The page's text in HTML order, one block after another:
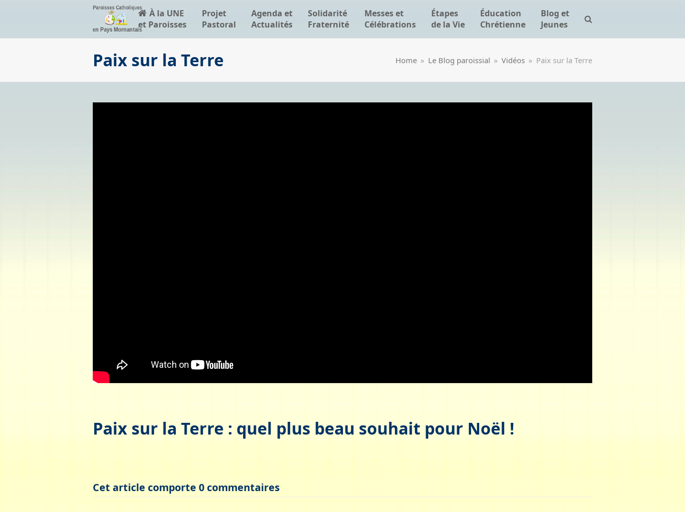
À la UNE
et Paroisses
Projet
Pastoral
Agenda et
Actualités
Solidarité
Fraternité
Messes et
Célébrations
Étapes
de la Vie
Éducation
Chrétienne
Blog et
Jeunes
Paix sur la Terre Home » Le Blog paroissial » Vidéos » Paix sur la Terre
Paix sur la Terre : quel plus beau souhait pour Noël !
Cet article comporte 0 commentaires